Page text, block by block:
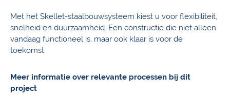
Met het Skellet-staalbouwsysteem kiest u voor flexibiliteit,
snelheid en duurzaamheid. Een constructie die niet alleen
vandaag functioneel is, maar ook klaar is voor de
toekomst.
Meer informatie over relevante processen bij dit
project